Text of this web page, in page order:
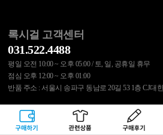
구매하기 관련상품 상품후기
록시걸 고객센터
031.522.4488
평일 오전 10:00 ~ 오후 05:00 / 토, 일, 공휴일 휴무
점심 오후 12:00 ~ 오후 01:00
반품 주소 : 서울시 송파구 동남로 20길 53 1층 CJ대
국민은행 515537.01.017828